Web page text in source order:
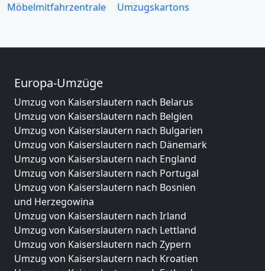
Möbelmitfahrzentrale
Umzugskartons
Europa-Umzüge
Umzug von Kaiserslautern nach Belarus
Umzug von Kaiserslautern nach Belgien
Umzug von Kaiserslautern nach Bulgarien
Umzug von Kaiserslautern nach Dänemark
Umzug von Kaiserslautern nach England
Umzug von Kaiserslautern nach Portugal
Umzug von Kaiserslautern nach Bosnien
und Herzegowina
Umzug von Kaiserslautern nach Irland
Umzug von Kaiserslautern nach Lettland
Umzug von Kaiserslautern nach Zypern
Umzug von Kaiserslautern nach Kroatien